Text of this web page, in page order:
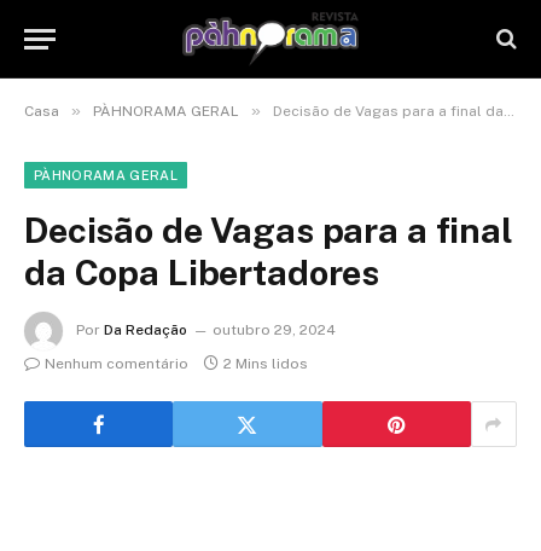
Casa » PÀHNORAMA GERAL » Decisão de Vagas para a final da Copa Libertadores
PÀHNORAMA GERAL
Decisão de Vagas para a final
da Copa Libertadores
Por Da Redação
outubro 29, 2024
Nenhum comentário
2 Mins lidos